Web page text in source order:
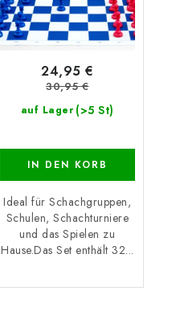
auf Lager (>5 St)
24,95 €
30,95 €
IN DEN KORB
Ideal für Schachgruppen,
Schulen, Schachturniere
und das Spielen zu
Hause.Das Set enthält 32...